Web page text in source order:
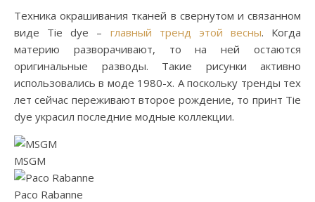
Техника окрашивания тканей в свернутом и связанном
виде Tie dye – главный тренд этой весны. Когда
материю разворачивают, то на ней остаются
оригинальные разводы. Такие рисунки активно
использовались в моде 1980-х. А поскольку тренды тех
лет сейчас переживают второе рождение, то принт Tie
dye украсил последние модные коллекции.
MSGM
Paco Rabanne